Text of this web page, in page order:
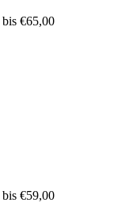
bis €65,00
bis €59,00